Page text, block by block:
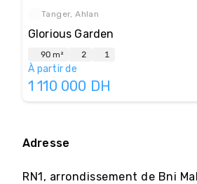
Tanger, Ahlan
Glorious Garden
90 m² 2 1
À partir de
1 110 000 DH
Adresse
RN1, arrondissement de Bni